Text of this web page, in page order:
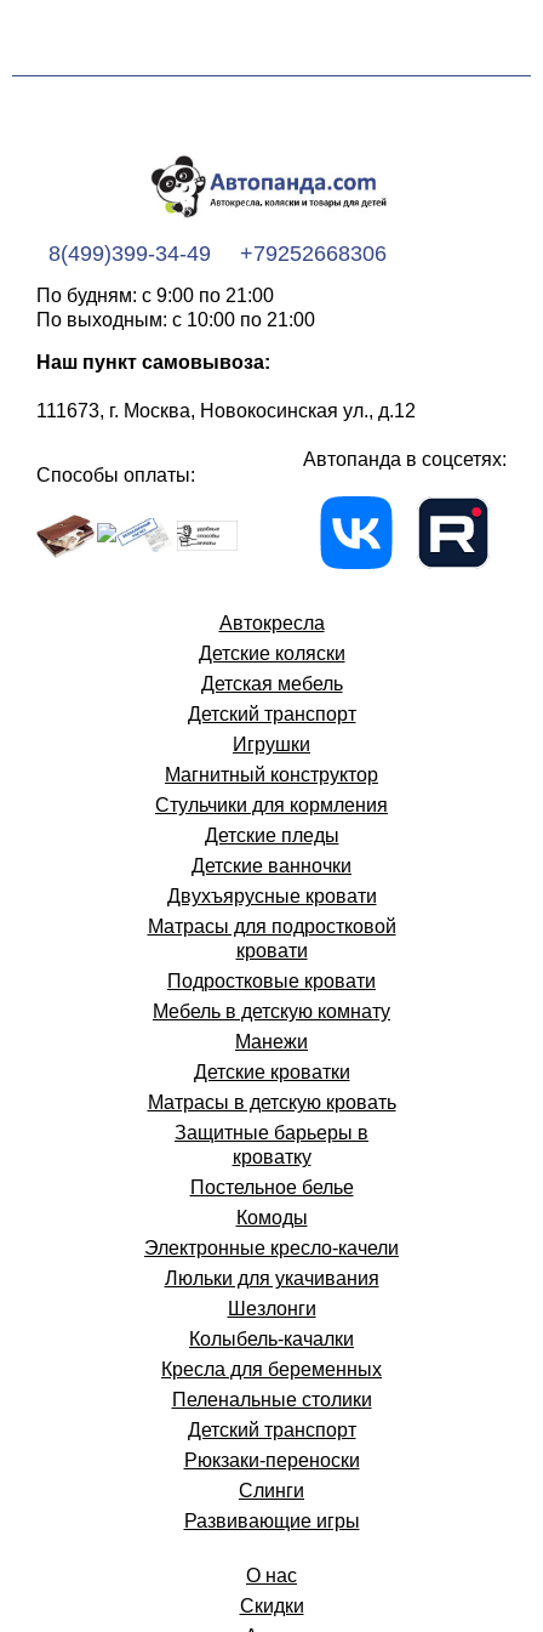
8(499)399-34-49 +79252668306
По будням: с 9:00 по 21:00
По выходным: с 10:00 по 21:00
Наш пункт самовывоза:
111673, г. Москва, Новокосинская ул., д.12
Способы оплаты:
Автопанда в соцсетях:
Автокресла
Детские коляски
Детская мебель
Детский транспорт
Игрушки
Магнитный конструктор
Стульчики для кормления
Детские пледы
Детские ванночки
Двухъярусные кровати
Матрасы для подростковой
кровати
Подростковые кровати
Мебель в детскую комнату
Манежи
Детские кроватки
Матрасы в детскую кровать
Защитные барьеры в
кроватку
Постельное белье
Комоды
Электронные кресло-качели
Люльки для укачивания
Шезлонги
Колыбель-качалки
Кресла для беременных
Пеленальные столики
Детский транспорт
Рюкзаки-переноски
Слинги
Развивающие игры
О нас
Скидки